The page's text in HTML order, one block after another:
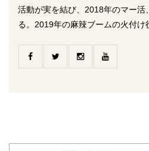
活動が実を結び、2018年のマー活
る。2019年の麻辣ブームの火付け